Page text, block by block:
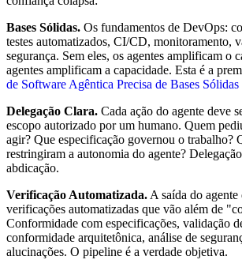
Bases Sólidas. Os fundamentos de DevOps:
testes automatizados, CI/CD, monitoramento,
segurança. Sem eles, os agentes amplificam o
agentes amplificam a capacidade. Esta é a
de Software Agêntica Precisa de Bases
Delegação Clara. Cada ação do agente deve
escopo autorizado por um humano. Quem
agir? Que especificação governou o trabalho?
restringiram a autonomia do agente?
abdicação.
Verificação Automatizada. A saída do agente
verificações automatizadas que vão além de
Conformidade com especificações, validação
conformidade arquitetônica, análise de
alucinações. O pipeline é a verdade objetiva.